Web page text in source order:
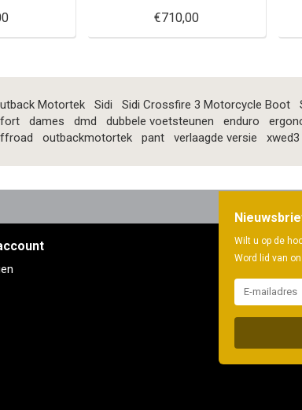
€710,00
Motortek Sidi Sidi Crossfire 3 Motorcycle Boot
dames dmd dubbele voetsteunen enduro
outbackmotortek pant verlaagde versie xwed3
Wilt u op de
Word lid van